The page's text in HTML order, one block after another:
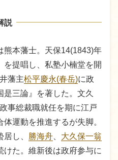
説
熊本藩士。天保14(1843)年
提唱し、私塾小楠堂を開
藩主松平慶永(春岳)に政
三論』を著した。文久
事総裁職就任を期に江戸
運動を推進するが失脚。
し、 勝海舟
大久保一翁
た。維新後は政府参与に